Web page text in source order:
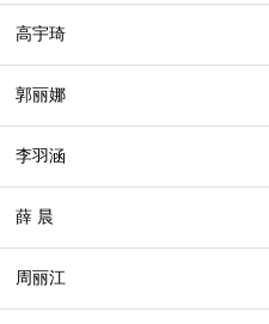
高宇琦
郭丽娜
李羽涵
薛 晨
周丽江